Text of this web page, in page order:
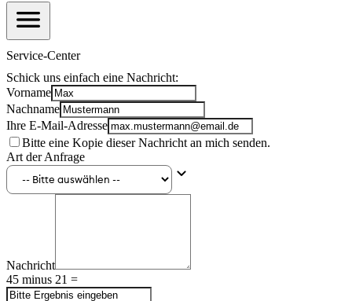
menu
Service-Center
Schick uns einfach eine Nachricht:
Vorname
Nachname
Ihre E-Mail-Adresse
Bitte eine Kopie dieser Nachricht an mich senden.
Art der Anfrage
keyboard_arrow_down
Nachricht
45 minus 21 =